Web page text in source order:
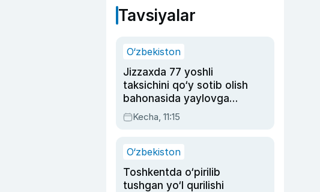
Tavsiyalar
O‘zbekiston
Jizzaxda 77 yoshli
taksichini qo‘y sotib olish
bahonasida yaylovga
olib borib o‘ldirgan yigit
20 yilga qamaldi
Kecha, 11:15
O‘zbekiston
Toshkentda o‘pirilib
tushgan yo‘l qurilishi